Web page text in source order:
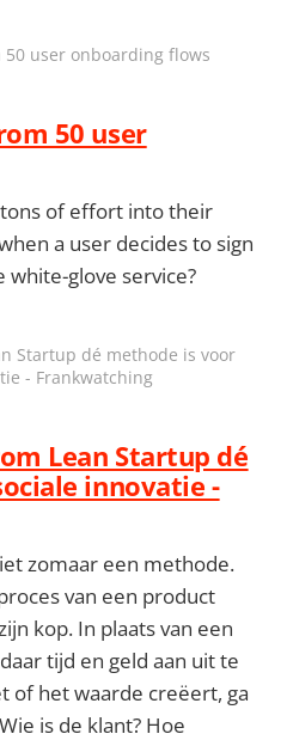
user onboarding flows
50 user
of effort into their
a user decides to sign
white-glove service?
Startup dé methode is voor
- Frankwatching
Lean Startup dé
innovatie -
zomaar een methode.
van een product
kop. In plaats van een
tijd en geld aan uit te
of het waarde creëert, ga
is de klant? Hoe